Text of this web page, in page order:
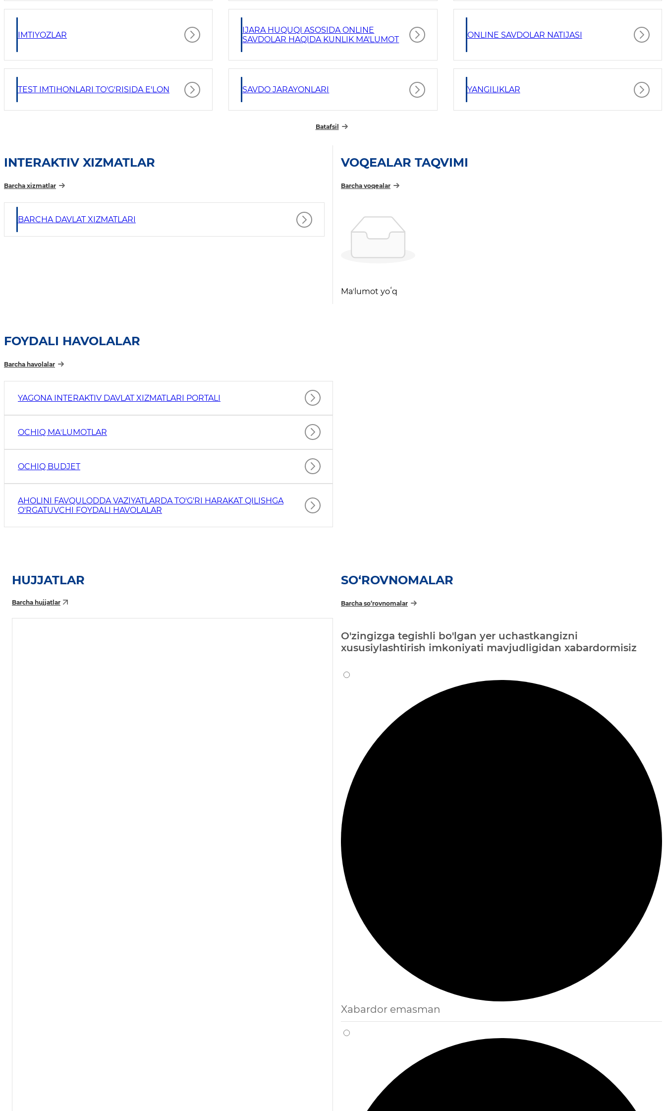
IMTIYOZLAR
IJARA HUQUQI ASOSIDA ONLINE
SAVDOLAR HAQIDA KUNLIK MA'LUMOT
ONLINE SAVDOLAR NATIJASI
TEST IMTIHONLARI TO'G'RISIDA E'LON SAVDO JARAYONLARI YANGILIKLAR
Batafsil
INTERAKTIV XIZMATLAR
Barcha xizmatlar
BARCHA DAVLAT XIZMATLARI
VOQEALAR TAQVIMI
Barcha voqealar
Maʼlumot yoʻq
FOYDALI HAVOLALAR
Barcha havolalar
YAGONA INTERAKTIV DAVLAT XIZMATLARI PORTALI
OCHIQ MAʼLUMOTLAR
OCHIQ BUDJET
AHOLINI FAVQULODDA VAZIYATLARDA TO'G'RI HARAKAT QILISHGA
O'RGATUVCHI FOYDALI HAVOLALAR
HUJJATLAR
Barcha hujjatlar
SO‘ROVNOMALAR
Barcha so‘rovnomalar
O'zingizga tegishli bo'lgan yer uchastkangizni
xususiylashtirish imkoniyati mavjudligidan xabardormisiz
Xabardor emasman